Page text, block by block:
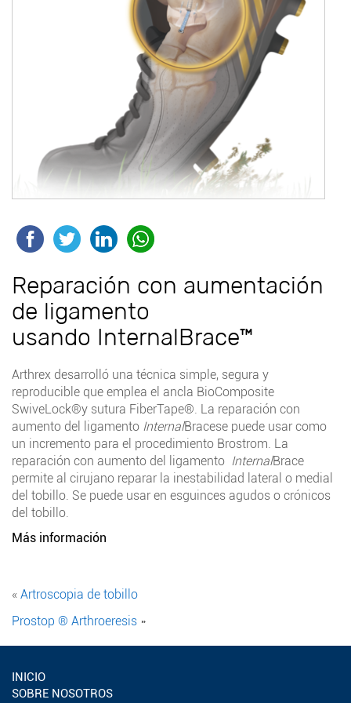
Reparación con aumentación
de ligamento
usando InternalBrace™
Arthrex desarrolló una técnica simple, segura y
reproducible que emplea el ancla BioComposite
SwiveLock®y sutura FiberTape®. La reparación con
aumento del ligamento InternalBracese puede usar como
un incremento para el procedimiento Brostrom. La
reparación con aumento del ligamento InternalBrace
permite al cirujano reparar la inestabilidad lateral o medial
del tobillo. Se puede usar en esguinces agudos o crónicos
del tobillo.
Más información
« Artroscopia de tobillo
Prostop ® Arthroeresis »
INICIO
SOBRE NOSOTROS